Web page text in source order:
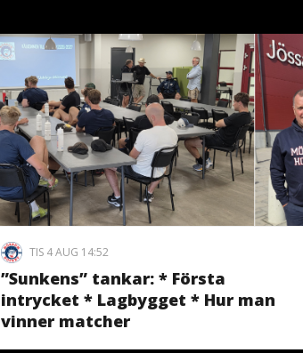
TIS 4 AUG 14:52
”Sunkens” tankar: * Första
intrycket * Lagbygget * Hur man
vinner matcher